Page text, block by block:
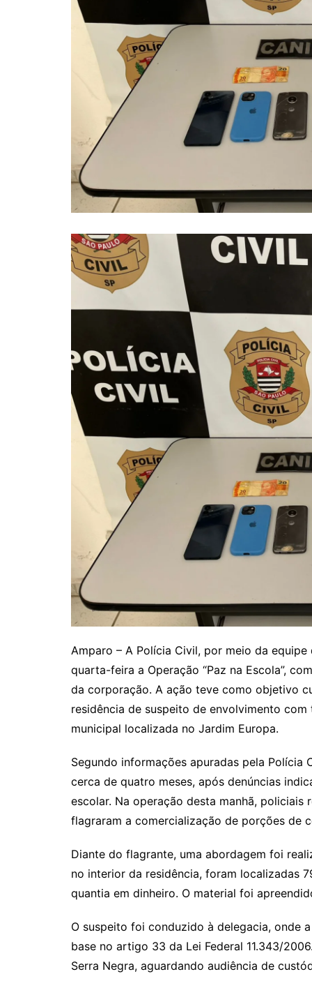
Amparo – A Polícia Civil, por meio da
quarta-feira a Operação “Paz na Escola”,
da corporação. A ação teve como objetivo
residência de suspeito de envolvimento
municipal localizada no Jardim Europa.
Segundo informações apuradas pela
cerca de quatro meses, após denúncias
escolar. Na operação desta manhã,
flagraram a comercialização de porções de
Diante do flagrante, uma abordagem foi
no interior da residência, foram localizadas
quantia em dinheiro. O material foi
O suspeito foi conduzido à delegacia, onde
base no artigo 33 da Lei Federal 11.343/
Serra Negra, aguardando audiência de